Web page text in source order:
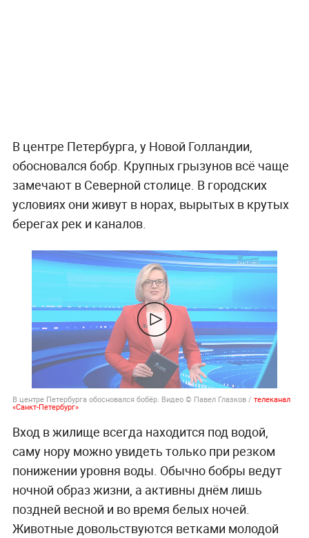
В центре Петербурга, у Новой Голландии,
обосновался бобр. Крупных грызунов всё чаще
замечают в Северной столице. В городских
условиях они живут в норах, вырытых в крутых
берегах рек и каналов.
В центре Петербурга обосновался бобёр. Видео © Павел Глазков / телеканал
«Санкт-Петербург»
Вход в жилище всегда находится под водой,
саму нору можно увидеть только при резком
понижении уровня воды. Обычно бобры ведут
ночной образ жизни, а активны днём лишь
поздней весной и во время белых ночей.
Животные довольствуются ветками молодой